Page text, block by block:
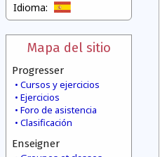
Idioma:
Mapa del sitio
Progresser
Cursos y ejercicios
Ejercicios
Foro de asistencia
Clasificación
Enseigner